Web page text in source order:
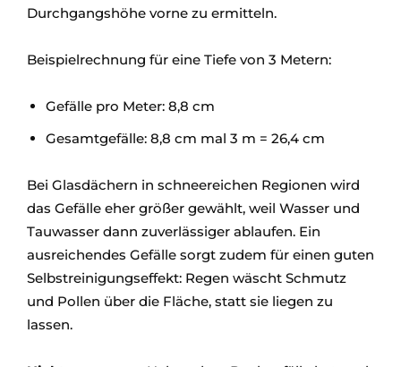
Durchgangshöhe vorne zu ermitteln.
Beispielrechnung für eine Tiefe von 3 Metern:
Gefälle pro Meter: 8,8 cm
Gesamtgefälle: 8,8 cm mal 3 m = 26,4 cm
Bei Glasdächern in schneereichen Regionen wird
das Gefälle eher größer gewählt, weil Wasser und
Tauwasser dann zuverlässiger ablaufen. Ein
ausreichendes Gefälle sorgt zudem für einen guten
Selbstreinigungseffekt: Regen wäscht Schmutz
und Pollen über die Fläche, statt sie liegen zu
lassen.